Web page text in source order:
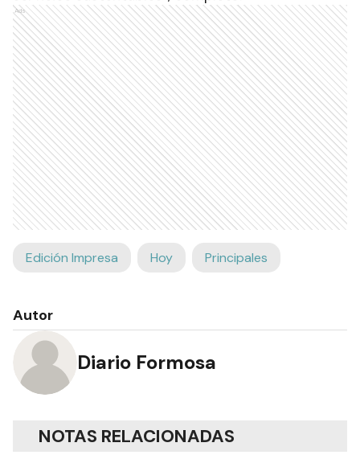
Ads
Edición Impresa Hoy Principales
Autor
Diario Formosa
NOTAS RELACIONADAS